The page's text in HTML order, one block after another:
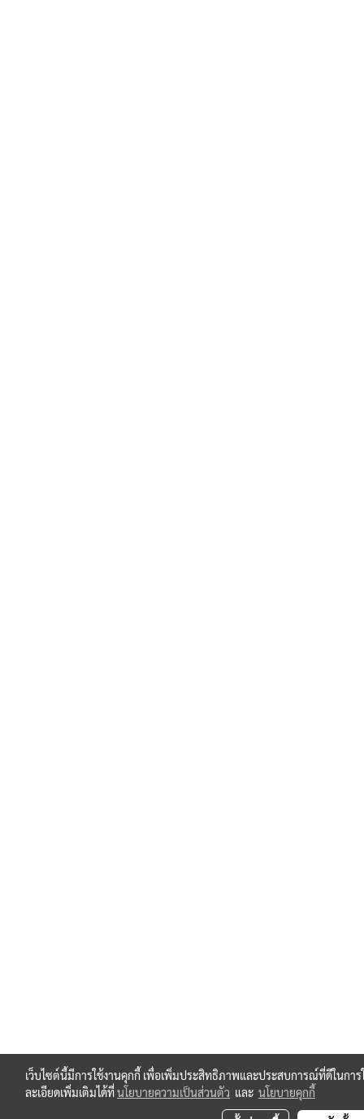
เว็บไซต์นี้มีการใช้งานคุกกี้ เพื่อเพิ่มประสิทธิภาพและประสบการณ์ที่ดีในกา
ละเอียดเพิ่มเติมได้ที่นโยบายความเป็นส่วนตัว และ นโยบายคุกกี้